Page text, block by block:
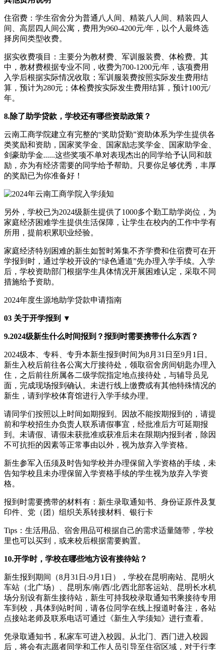
住宿费：学生宿舍分为普通八人间、精装八人间、精装四人
间、高层四人间公寓，费用为960-4200元/年，以个人最终选
择房间类型收费。
据实收费项目：主要分为教材费、军训服装费、体检费。其
中，教材费根据专业不同，收费为700-1200元/年，该项费用
入学后根据实际情况收取；军训服装费按照实际发生费用结
算，预计为280元；体检费按实际发生费用结算，预计100元/
年。
8.除了助学贷款，学校还有哪些资助政策？
云南工商学院建立有完整的“奖助贷勤”资助体系为学生提供各
类奖励和资助，国家奖学金、国家励志奖学金、国家助学金、
剑豪助学金......这些奖项不单对表现杰出的同学给予认同和鼓
励，亦为有经济需要的同学给予帮助。只要你足够优秀，丰厚
的奖励已为你准备好！
另外，学校已为2024级新生提供了1000多个勤工助学岗位，为
家庭经济困难学生提供生活保障，让学生在校内的工作中学有
所用，提前积累职业经验。
家庭经济特别困难的新生如暂时筹集不齐学费和住宿费可在开
学报到时，通过学校开设的“绿色通道”先办理入学手续。入学
后，学校资助部门根据学生具体情况开展困难认定，采取不同
措施给予资助。
2024年度生源地助学贷款申请指南
03 关于开学报到 ▼
9.2024级新生什么时间报到？报到时需要携带什么东西？
2024级本、专科、专升本新生报到时间为8月31日至9月1日。
新生入校后前往各公寓大厅接待处，领取宿舍房间钥匙办理入
住，之后前往所属各二级学院指定地点接待处，与辅导员见
面，完成现场报到确认。未进行线上缴费或有其他特殊情况的
新生，请到学校体育馆进行入学手续办理。
请同学们按照以上时间如期报到。因故不能按期报到的，请提
前和学校招生办负责人联系请假事宜，经批准后方可延期报
到。未请假、请假未获批准或获准后未在限期内报到者，除因
不可抗拒的因素等正常事由以外，视为放弃入学资格。
新生参军入伍须及时告知学校并办理保留入学资格的手续，未
告知学校且未办理保留入学资格手续的学生视为放弃入学资
格。
报到时需要携带的材料有：新生录取通知书、身份证原件及复
印件、党（团）组织关系转接材料、银行卡
Tips：生活用品、宿舍用品可根据自己的需求适量随带，学校
里也可以买到，或来校后根据需要购置。
10.开学时，学校在哪些地方设有接待站？
新生报到期间（8月31日-9月1日），学校在昆明南站、昆明火
车站（北广场）、昆明东/南/西/北/西北部客运站、昆明长水机
场分别设有新生接待站，新生可持我校录取通知书乘接待专用
车到校，具体到站时间，请各位同学在线上报道时备注，各站
点接站老师及联系电话可通过《新生入学须知》进行查看。
凭录取通知书，私家车可进入校园。从北门、西门进入校园
后，将会有志愿者同学和工作人员引导至住宿区域，对于行李